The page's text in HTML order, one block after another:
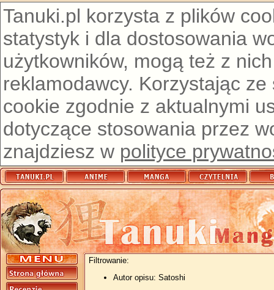
Tanuki.pl korzysta z plików
statystyk i dla dostosowania
użytkowników, mogą też z
reklamodawcy. Korzystając
cookie zgodnie z aktualnymi
dotyczące stosowania przez
znajdziesz w polityce
Filtrowanie:
Autor opisu: Satoshi